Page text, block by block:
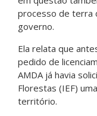
processo de terra
governo.
Ela relata que
pedido de
AMDA já havia
Florestas (IEF)
território.